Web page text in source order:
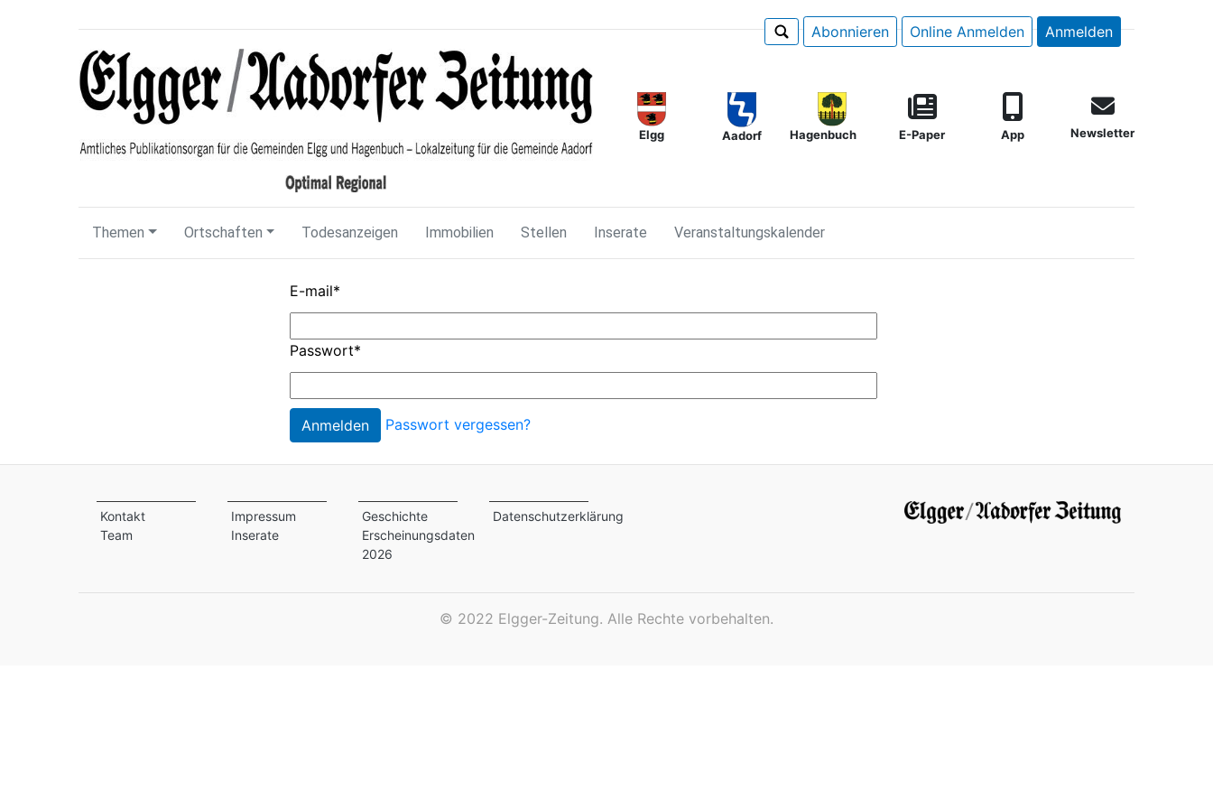
Abonnieren Online Anmelden Anmelden
Elgg Aadorf Hagenbuch E-Paper App Newsletter
Themen Ortschaften Todesanzeigen Immobilien Stellen Inserate Veranstaltungskalender
E-mail*
Passwort*
Passwort vergessen?
Kontakt
Team
Impressum
Inserate
Geschichte
Erscheinungsdaten
2026
Datenschutzerklärung
© 2022 Elgger-Zeitung. Alle Rechte vorbehalten.